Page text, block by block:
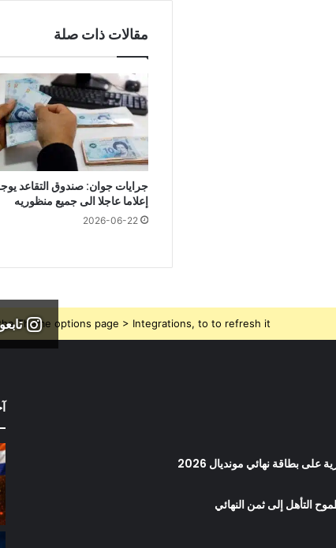
الأجنبية
مقالات ذات صلة
جرايات جوان: صندوق التقاعد
إعلاما عاجلا الى جميع منظوريه
2026-06-22
Theme options page > Integrations, to to refresh it.
على بطاقة نهائي مونديال 2026
التأهل إلى ثمن النهائي